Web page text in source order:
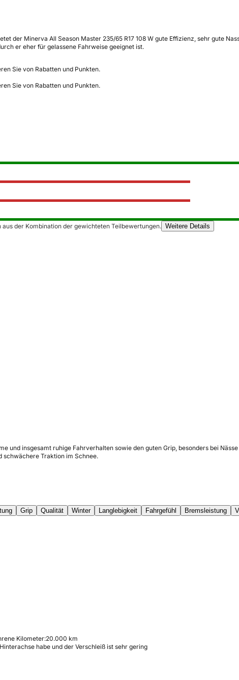
der Minerva All Season Master 235/65 R17 108 W gute Effizienz, sehr gute
er eher für gelassene Fahrweise geeignet ist.
Sie von Rabatten und Punkten.
Sie von Rabatten und Punkten.
der Kombination der gewichteten Teilbewertungen. Weitere Details
und insgesamt ruhige Fahrverhalten sowie den guten Grip, besonders bei
schwächere Traktion im Schnee.
Grip Qualität Winter Langlebigkeit Fahrgefühl Bremsleistung
Kilometer:20.000 km
habe und der Verschleiß ist sehr gering